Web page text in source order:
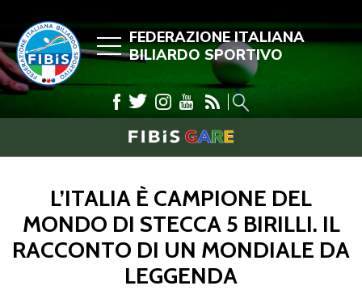
FEDERAZIONE ITALIANA
BILIARDO SPORTIVO
L’ITALIA È CAMPIONE DEL
MONDO DI STECCA 5 BIRILLI. IL
RACCONTO DI UN MONDIALE DA
LEGGENDA